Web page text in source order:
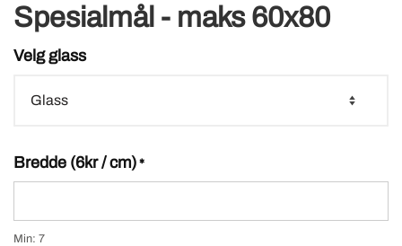
Spesialmål - maks 60x80
Velg glass
Bredde (6kr / cm)*
Min: 7